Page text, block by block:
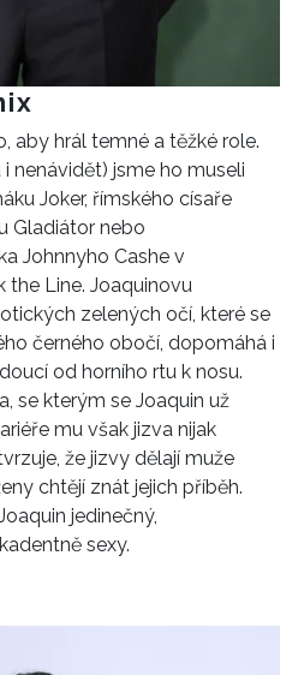
aby hrál temné a těžké role.
nenávidět) jsme ho museli
Joker, římského císaře
Gladiátor nebo
Johnnyho Cashe v
the Line. Joaquinovu
zelených očí, které se
černého obočí, dopomáhá i
od horního rtu k nosu.
se kterým se Joaquin už
mu však jizva nijak
že jizvy dělají muže
chtějí znát jejich příběh.
jedinečný,
sexy.